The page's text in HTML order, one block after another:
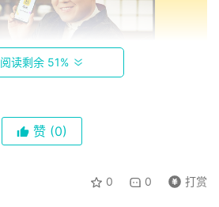
阅读剩余 51%
赞 (0)
0 0 打赏